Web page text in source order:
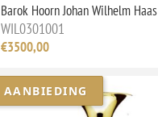
Barok Hoorn Johan Wilhelm Haas
WIL0301001
€3500,00
AANBIEDING